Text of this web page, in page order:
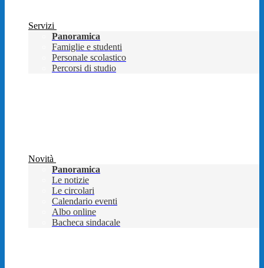
Servizi
Panoramica
Famiglie e studenti
Personale scolastico
Percorsi di studio
Novità
Panoramica
Le notizie
Le circolari
Calendario eventi
Albo online
Bacheca sindacale